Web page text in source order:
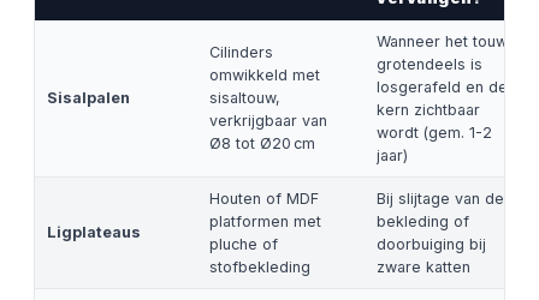
Sisalpalen
Cilinders
omwikkeld met
sisaltouw,
verkrijgbaar van
Ø8 tot Ø20 cm
Wanneer het touw
grotendeels is
losgerafeld en de
kern zichtbaar
wordt (gem. 1-2
jaar)
Ligplateaus
Houten of MDF
platformen met
pluche of
stofbekleding
Bij slijtage van de
bekleding of
doorbuiging bij
zware katten